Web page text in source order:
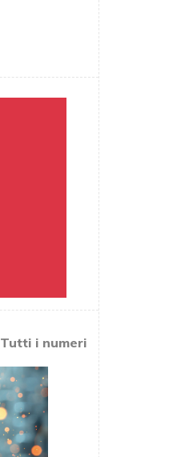
Tutti i numeri